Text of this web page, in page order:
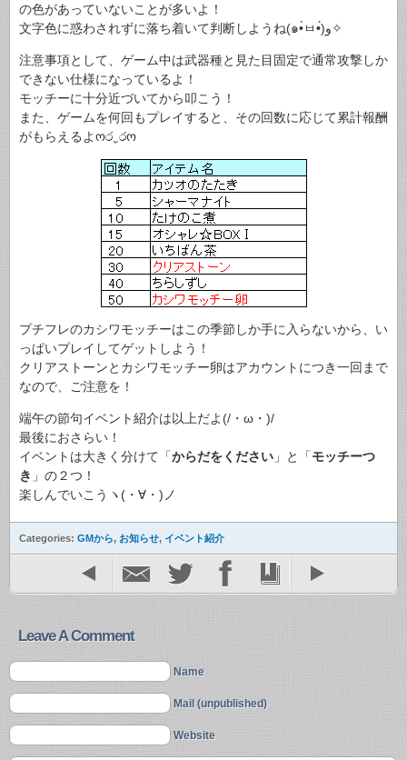
の色があっていないことが多いよ！
文字色に惑わされずに落ち着いて判断しようね(๑•̀ㅂ•́)و✧
注意事項として、ゲーム中は武器種と見た目固定で通常攻撃しか
できない仕様になっているよ！
モッチーに十分近づいてから叩こう！
また、ゲームを何回もプレイすると、その回数に応じて累計報酬
がもらえるよოර⌄රო
プチフレのカシワモッチーはこの季節しか手に入らないから、い
っぱいプレイしてゲットしよう！
クリアストーンとカシワモッチー卵はアカウントにつき一回まで
なので、ご注意を！
端午の節句イベント紹介は以上だよ(/・ω・)/
最後におさらい！
イベントは大きく分けて「からだをください 」と「モッチーつ
き 」の２つ！
楽しんでいこうヽ(・∀・)ノ
Categories: GMから, お知らせ, イベント紹介
Leave A Comment
Name
Mail (unpublished)
Website